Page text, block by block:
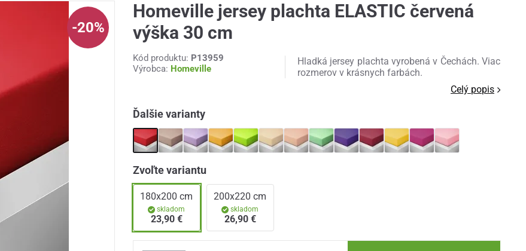
-20%
Homeville jersey plachta ELASTIC červená
výška 30 cm
Kód produktu: P13959
Výrobca: Homeville
Hladká jersey plachta vyrobená v Čechách. Viac
rozmerov v krásnych farbách.
Celý popis
Ďalšie varianty
Zvoľte variantu
180x200 cm
skladom
23,90 €
200x220 cm
skladom
26,90 €